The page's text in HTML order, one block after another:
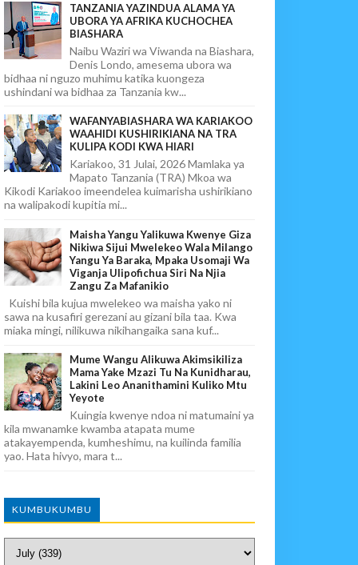
TANZANIA YAZINDUA ALAMA YA
UBORA YA AFRIKA KUCHOCHEA
BIASHARA
Naibu Waziri wa Viwanda na Biashara,
Denis Londo, amesema ubora wa
bidhaa ni nguzo muhimu katika kuongeza
ushindani wa bidhaa za Tanzania kw...
WAFANYABIASHARA WA KARIAKOO
WAAHIDI KUSHIRIKIANA NA TRA
KULIPA KODI KWA HIARI
Kariakoo, 31 Julai, 2026 Mamlaka ya
Mapato Tanzania (TRA) Mkoa wa
Kikodi Kariakoo imeendelea kuimarisha ushirikiano
na walipakodi kupitia mi...
Maisha Yangu Yalikuwa Kwenye Giza
Nikiwa Sijui Mwelekeo Wala Milango
Yangu Ya Baraka, Mpaka Usomaji Wa
Viganja Ulipofichua Siri Na Njia
Zangu Za Mafanikio
Kuishi bila kujua mwelekeo wa maisha yako ni
sawa na kusafiri gerezani au gizani bila taa. Kwa
miaka mingi, nilikuwa nikihangaika sana kuf...
Mume Wangu Alikuwa Akimsikiliza
Mama Yake Mzazi Tu Na Kunidharau,
Lakini Leo Ananithamini Kuliko Mtu
Yeyote
Kuingia kwenye ndoa ni matumaini ya
kila mwanamke kwamba atapata mume
atakayempenda, kumheshimu, na kuilinda familia
yao. Hata hivyo, mara t...
KUMBUKUMBU